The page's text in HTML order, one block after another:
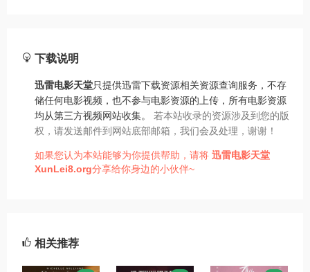
下载说明
迅雷电影天堂只提供迅雷下载资源相关资源查询服务，不存
储任何电影视频，也不参与电影资源的上传，所有电影资源
均从第三方视频网站收集。 若本站收录的资源涉及到您的版
权，请发送邮件到网站底部邮箱，我们会及处理，谢谢！
如果您认为本站能够为你提供帮助，请将 迅雷电影天堂
XunLei8.org分享给你身边的小伙伴~
相关推荐